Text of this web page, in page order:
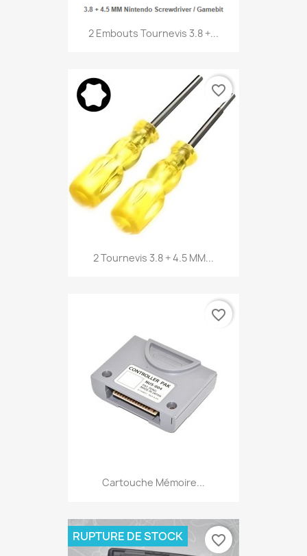
2 Embouts Tournevis 3.8 +...
2 Tournevis 3.8 + 4.5 MM...
favorite_border
Cartouche Mémoire...
favorite_border
RUPTURE DE STOCK favorite_border